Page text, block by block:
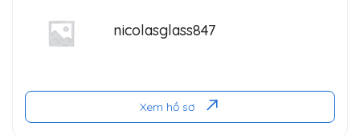
nicolasglass847
Xem hồ sơ